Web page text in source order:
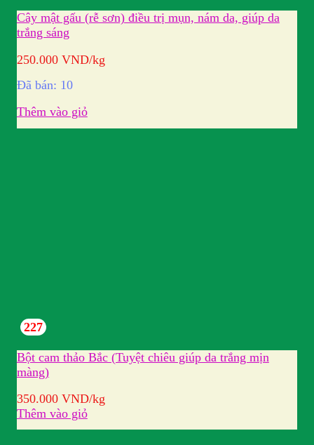
Cây mật gấu (rễ sơn) điều trị mụn, nám da, giúp da
trắng sáng
250.000 VND/kg
Đã bán: 10
Thêm vào giỏ
227
Bột cam thảo Bắc (Tuyệt chiêu giúp da trắng mịn
màng)
350.000 VND/kg
Thêm vào giỏ